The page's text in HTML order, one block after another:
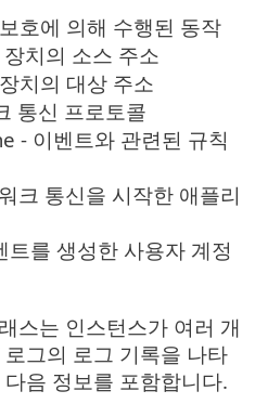
호에 의해 수행된 동작
치의 소스 주소
치의 대상 주소
통신 프로토콜
- 이벤트와 관련된 규칙
크 통신을 시작한 애플리
트를 생성한 사용자 계정
스는 인스턴스가 여러 개
로그의 로그 기록을 나타
음 정보를 포함합니다.